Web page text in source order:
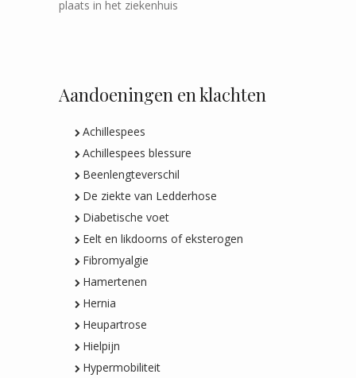
plaats in het ziekenhuis
Aandoeningen en klachten
Achillespees
Achillespees blessure
Beenlengteverschil
De ziekte van Ledderhose
Diabetische voet
Eelt en likdoorns of eksterogen
Fibromyalgie
Hamertenen
Hernia
Heupartrose
Hielpijn
Hypermobiliteit